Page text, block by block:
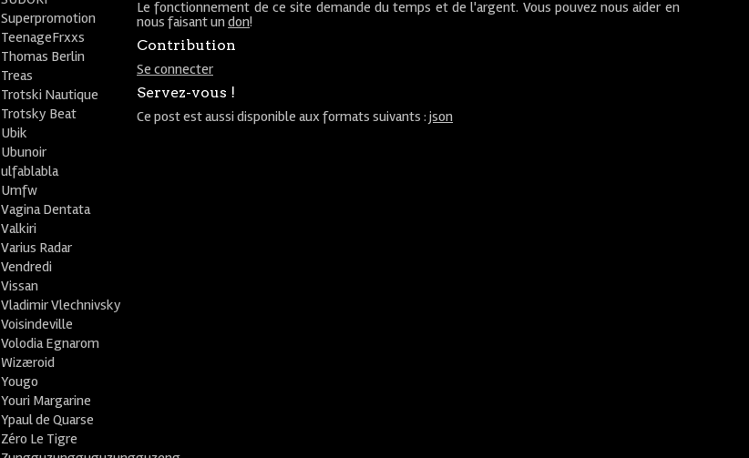
Le fonctionnement de ce site demande du temps et de l'argent. Vous pouvez nous aider en
nous faisant undon!
Contribution
Se connecter
Servez-vous !
Ce post est aussi disponible aux formats suivants : json
Superpromotion
TeenageFrxxs
Thomas Berlin
Treas
Trotski Nautique
Trotsky Beat
Ubik
Ubunoir
ulfablabla
Umfw
Vagina Dentata
Valkiri
Varius Radar
Vendredi
Vissan
Vladimir Vlechnivsky
Voisindeville
Volodia Egnarom
Wizæroid
Yougo
Youri Margarine
Ypaul de Quarse
Zéro Le Tigre